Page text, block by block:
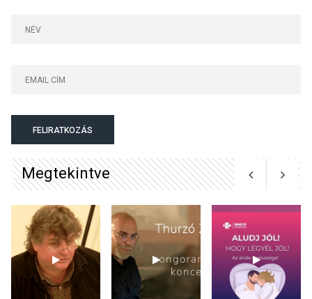
gyümölcsök
Bogdányban programokkal
teli búcsúhétvége lesz
FELIRATKOZÁS
Megtekintve